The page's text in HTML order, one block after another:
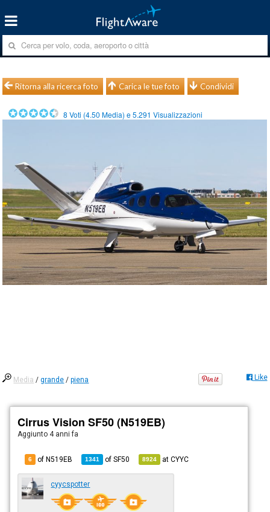
Ritorna alla ricerca foto Carica le tue foto Condividi
8 Voti (4.50 Media) e5.291 Visualizzazioni
Media /grande /piena Like
Cirrus Vision SF50 (N519EB)
Aggiunto 4 anni fa
6 of N519EB 1341 ofSF50 8924 atCYYC
cyycspotter